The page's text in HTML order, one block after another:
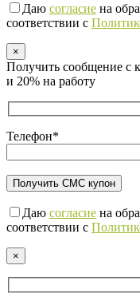
Даю согласие на
соответствии с
×
Получить сообщение с
и 20% на работу
Телефон*
Даю согласие на
соответствии с
×